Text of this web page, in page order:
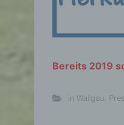
Bereits 2019
in Wallgau